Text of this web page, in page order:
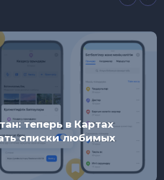
теперь в Картах
списки любимых